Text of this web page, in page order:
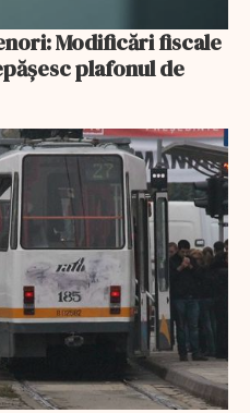
Modificări fiscale
plafonul de